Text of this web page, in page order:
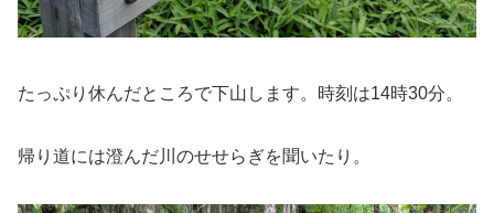
たっぷり休んだところで下山します。時刻は14時30分。
帰り道には澄んだ川のせせらぎを聞いたり。